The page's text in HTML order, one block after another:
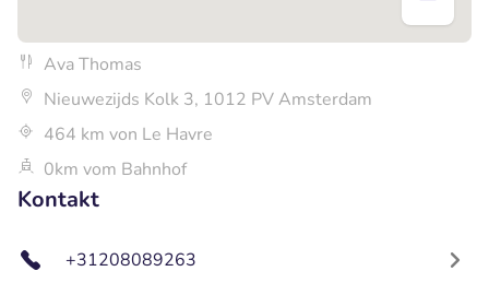
Ava Thomas
Nieuwezijds Kolk 3, 1012 PV Amsterdam
464 km von Le Havre
0km vom Bahnhof
Kontakt
+31208089263